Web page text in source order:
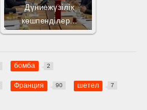
Дүниежүзілік
көшпенділер…
бомба 2
Франция 90 шетел 7